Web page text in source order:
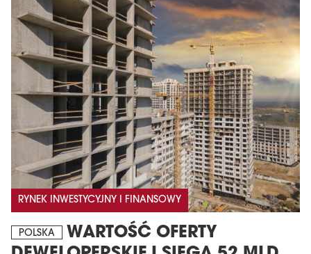
RYNEK INWESTYCYJNY I FINANSOWY
POLSKA
WARTOŚĆ OFERTY